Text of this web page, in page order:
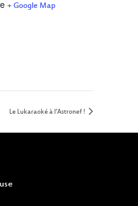
+ Google Map
Le Lukaraoké à l’Astronef !